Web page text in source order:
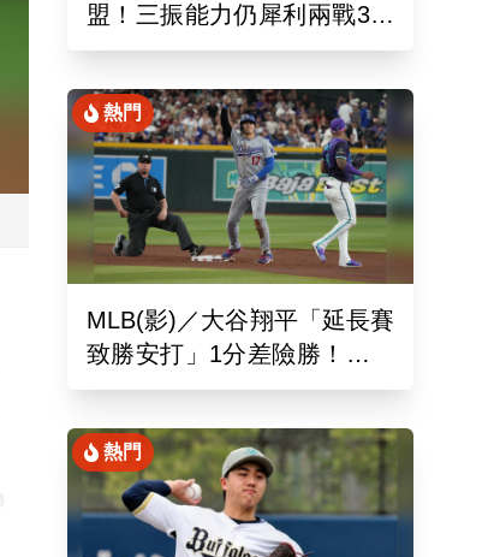
盟！三振能力仍犀利兩戰3局
狂飆6K
熱門
MLB(影)／大谷翔平「延長賽
致勝安打」1分差險勝！道奇
終止本季最長7連敗低潮
熱門